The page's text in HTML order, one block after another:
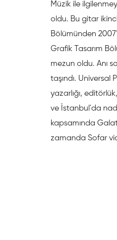
Müzik ile
oldu. Bu gitar
Bölümünden
Grafik Tasarım
mezun oldu. Anı
taşındı.
yazarlığı,
ve İstanbul'da
kapsamında
zamanda Sofar